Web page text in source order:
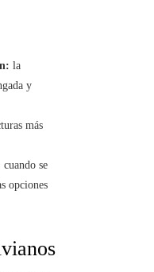
la
y
más
cuando se
opciones